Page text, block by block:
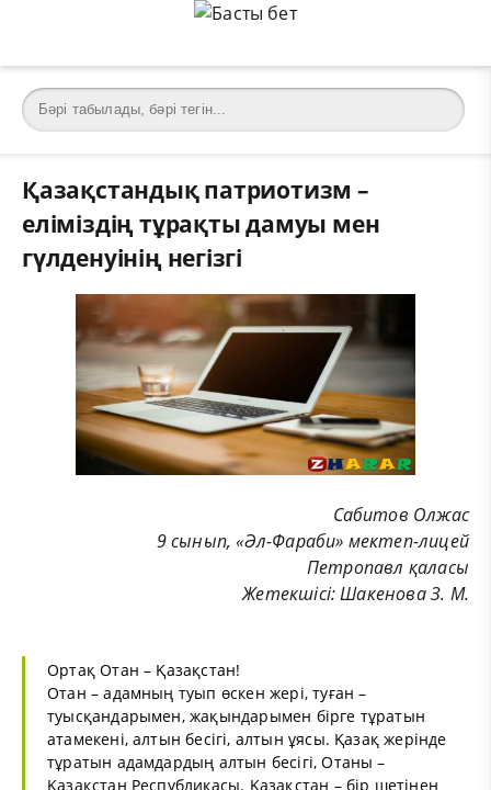
Қазақстандық патриотизм –
еліміздің тұрақты дамуы мен
гүлденуінің негізгі
Сабитов Олжас
9 сынып, «Әл-Фараби» мектеп-лицей
Петропавл қаласы
Жетекшісі: Шакенова З. М.
Ортақ Отан – Қазақстан!
Отан – адамның туып өскен жері, туған –
туысқандарымен, жақындарымен бірге тұратын
атамекені, алтын бесігі, алтын ұясы. Қазақ жерінде
тұратын адамдардың алтын бесігі, Отаны –
Қазақстан Республикасы. Қазақстан – бір шетінен